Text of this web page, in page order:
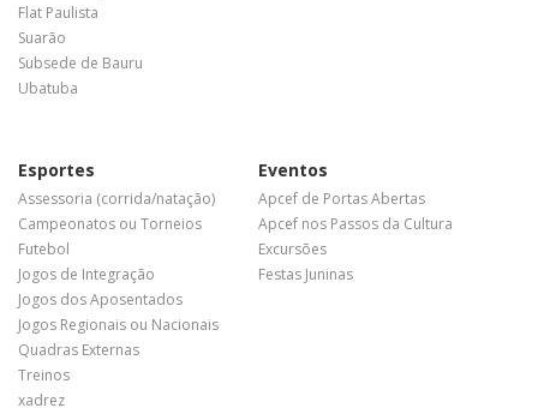
Flat Paulista
Suarão
Subsede de Bauru
Ubatuba
Esportes
Assessoria (corrida/natação)
Campeonatos ou Torneios
Futebol
Jogos de Integração
Jogos dos Aposentados
Jogos Regionais ou Nacionais
Quadras Externas
Treinos
xadrez
Eventos
Apcef de Portas Abertas
Apcef nos Passos da Cultura
Excursões
Festas Juninas